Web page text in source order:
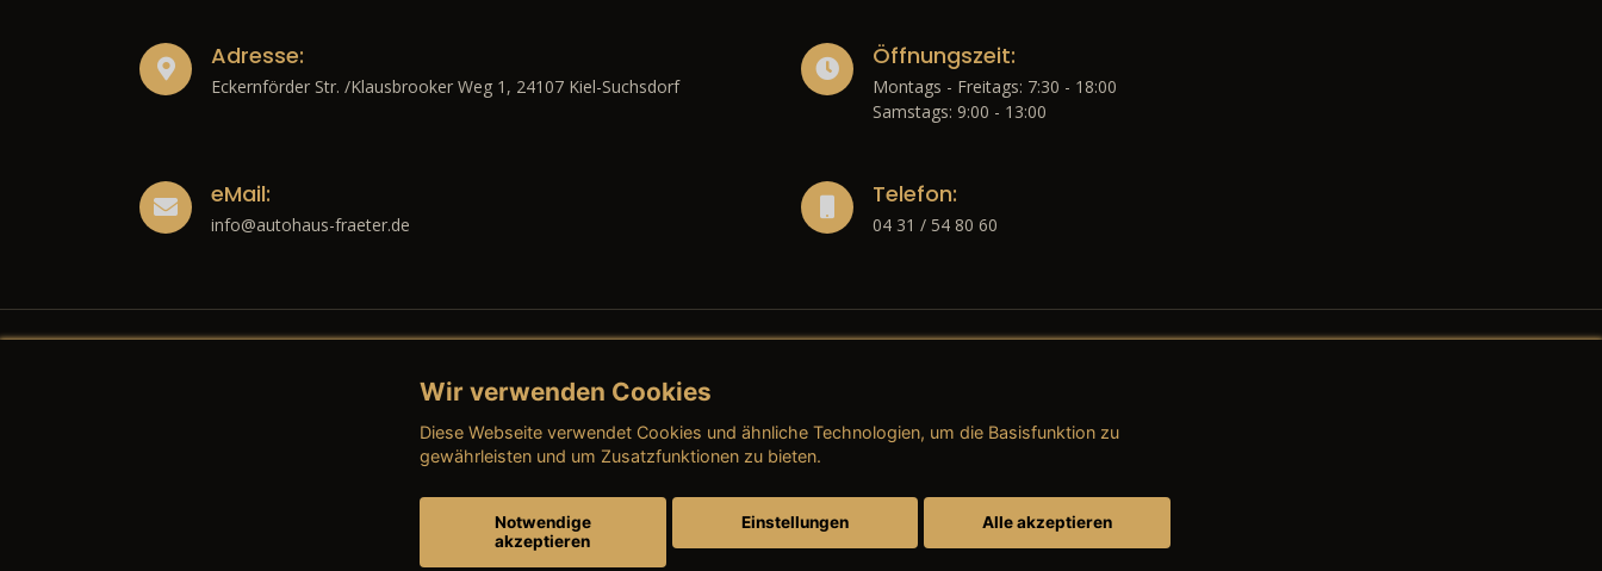
Adresse:
Eckernförder Str. /Klausbrooker Weg 1, 24107 Kiel-Suchsdorf
Öffnungszeit:
Montags - Freitags: 7:30 - 18:00
Samstags: 9:00 - 13:00
eMail:
info@autohaus-fraeter.de
Telefon:
04 31 / 54 80 60
Rechtliches
→ Impressum
→ AGB (Neuwagen)
→ AGB (Teile & Zubehör)
Wir verwenden Cookies
Diese Webseite verwendet Cookies und ähnliche Technologien, um die Basisfunktion zu
gewährleisten und um Zusatzfunktionen zu bieten.
Notwendige
akzeptieren
Einstellungen Alle akzeptieren